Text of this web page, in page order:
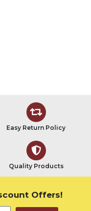
Easy Return Policy
Quality Products
Offers!